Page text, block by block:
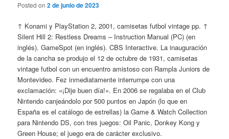
Posted on2 de junio de 2023
↑ Konami y PlayStation 2, 2001, camisetas futbol vintage pp. ↑
Silent Hill 2: Restless Dreams – Instruction Manual (PC) (en
inglés). GameSpot (en inglés). CBS Interactive. La inauguración
de la cancha se produjo el 12 de octubre de 1931, camisetas
vintage futbol con un encuentro amistoso con Rampla Juniors de
Montevideo. Fez inmediatamente interrumpe con una
exclamación: «¡Dije buen día!». En 2006 se regalaba en el Club
Nintendo canjeándolo por 500 puntos en Japón (lo que en
España es el catálogo de estrellas) la Game & Watch Collection
para Nintendo DS, con tres juegos: Oil Panic, Donkey Kong y
Green House; el juego era de carácter exclusivo.